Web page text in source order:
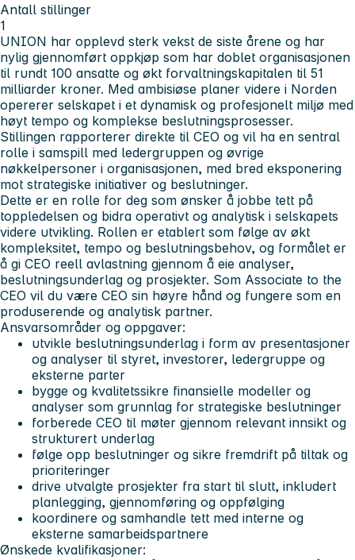
Antall stillinger
1
UNION har opplevd sterk vekst de siste årene og har
nylig gjennomført oppkjøp som har doblet organisasjonen
til rundt 100 ansatte og økt forvaltningskapitalen til 51
milliarder kroner. Med ambisiøse planer videre i Norden
opererer selskapet i et dynamisk og profesjonelt miljø med
høyt tempo og komplekse beslutningsprosesser.
Stillingen rapporterer direkte til CEO og vil ha en sentral
rolle i samspill med ledergruppen og øvrige
nøkkelpersoner i organisasjonen, med bred eksponering
mot strategiske initiativer og beslutninger.
Dette er en rolle for deg som ønsker å jobbe tett på
toppledelsen og bidra operativt og analytisk i selskapets
videre utvikling. Rollen er etablert som følge av økt
kompleksitet, tempo og beslutningsbehov, og formålet er
å gi CEO reell avlastning gjennom å eie analyser,
beslutningsunderlag og prosjekter. Som Associate to the
CEO vil du være CEO sin høyre hånd og fungere som en
produserende og analytisk partner.
Ansvarsområder og oppgaver:
utvikle beslutningsunderlag i form av presentasjoner
og analyser til styret, investorer, ledergruppe og
eksterne parter
bygge og kvalitetssikre finansielle modeller og
analyser som grunnlag for strategiske beslutninger
forberede CEO til møter gjennom relevant innsikt og
strukturert underlag
følge opp beslutninger og sikre fremdrift på tiltak og
prioriteringer
drive utvalgte prosjekter fra start til slutt, inkludert
planlegging, gjennomføring og oppfølging
koordinere og samhandle tett med interne og
eksterne samarbeidspartnere
Ønskede kvalifikasjoner: